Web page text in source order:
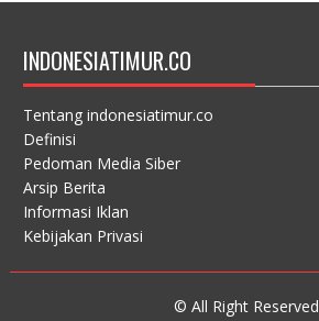
INDONESIATIMUR.CO
Tentang indonesiatimur.co
Definisi
Pedoman Media Siber
Arsip Berita
Informasi Iklan
Kebijakan Privasi
© All Right Reserved